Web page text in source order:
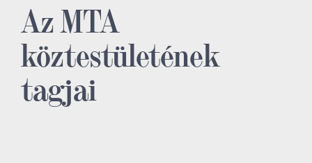
Az MTA
köztestületének
tagjai